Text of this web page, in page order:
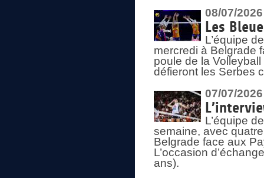
08/07/2026
Les
L’équipe
mercredi à Belgrade
poule de la
défieront les Serbes
07/07/2026
L’équipe
semaine, avec
Belgrade face aux
L’occasion
ans).